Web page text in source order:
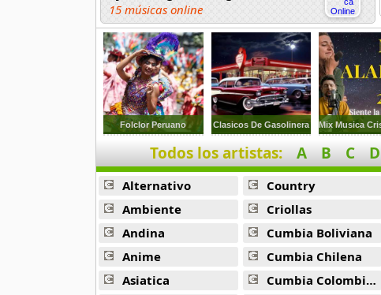
15 músicas online
Akahori Gedou Hour Rabuge
29 músicas online
Akane Iro Ni Samoru Saka
26 músicas online
Akb0048
6 músicas online
Akikan
15 músicas online
Alejandro Arnais
3 músicas online
Folclor Peruano Clasicos De Gasolinera
Todos los artistas: A B C D
Alternativo
Ambiente
Andina
Anime
Asiatica
Country
Criollas
Cumbia Boliviana
Cumbia Chilena
Cumbia Colombiana